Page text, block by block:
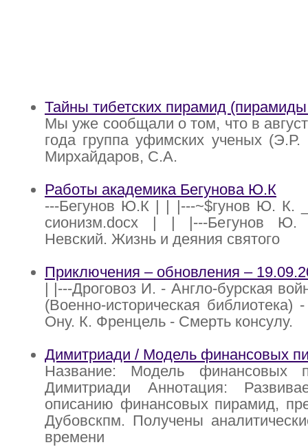
Тайны тибетских пирамид
Мы уже сообщали о том, что в
года группа уфимских ученых
Мирхайдаров, С.А.
Работы академика Бегунова Ю.К
---Бегунов Ю.К | | |---~$гунов Ю. К.
сионизм.docx | | |---Бегунов Ю.
Невский. Жизнь и деяния святого
Приключения – обновления –
| |---Дроговоз И. - Англо-бурская
(Военно-историческая
Ону. К. Френцель - Смерть консулу.
Димитриади / Модель финансовых
Название: Модель финансовых
Димитриади Аннотация:
описанию финансовых пирамид,
Дубовскпм. Получены
времени